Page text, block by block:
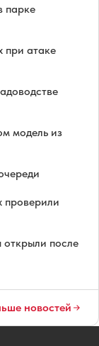
парке
при атаке
модель из
проверили
после
новостей